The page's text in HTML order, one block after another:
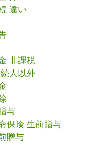
違い
非課税
人以外
与
保険 生前贈与
贈与